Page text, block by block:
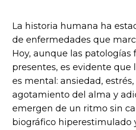
La historia humana ha
de enfermedades que
Hoy, aunque las patologías
presentes, es evidente que
es mental: ansiedad,
agotamiento del alma y
emergen de un ritmo sin
biográfico hiperestimulado